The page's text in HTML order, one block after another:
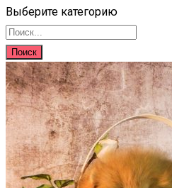
Выберите категорию
Поиск